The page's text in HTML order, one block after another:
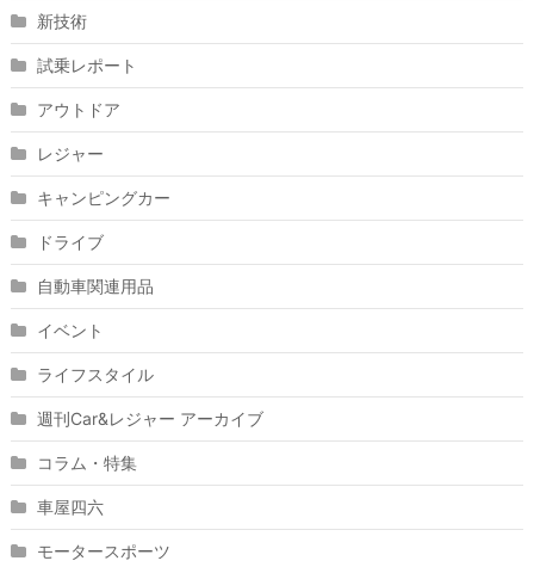
新技術
試乗レポート
アウトドア
レジャー
キャンピングカー
ドライブ
自動車関連用品
イベント
ライフスタイル
週刊Car&レジャー アーカイブ
コラム・特集
車屋四六
モータースポーツ